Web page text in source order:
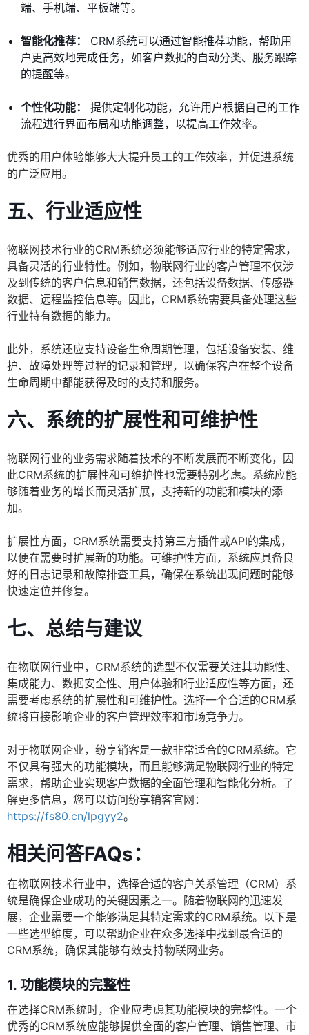
端、手机端、平板端等。
智能化推荐：
CRM系统可以通过智能推荐功能，帮助用
户更高效地完成任务，如客户数据的自动分类、服务跟踪
的提醒等。
个性化功能：
提供定制化功能，允许用户根据自己的工作
流程进行界面布局和功能调整，以提高工作效率。
优秀的用户体验能够大大提升员工的工作效率，并促进系统
的广泛应用。
五、行业适应性
物联网技术行业的CRM系统必须能够适应行业的特定需求，
具备灵活的行业特性。例如，物联网行业的客户管理不仅涉
及到传统的客户信息和销售数据，还包括设备数据、传感器
数据、远程监控信息等。因此，CRM系统需要具备处理这些
行业特有数据的能力。
此外，系统还应支持设备生命周期管理，包括设备安装、维
护、故障处理等过程的记录和管理，以确保客户在整个设备
生命周期中都能获得及时的支持和服务。
六、系统的扩展性和可维护性
物联网行业的业务需求随着技术的不断发展而不断变化，因
此CRM系统的扩展性和可维护性也需要特别考虑。系统应能
够随着业务的增长而灵活扩展，支持新的功能和模块的添
加。
扩展性方面，CRM系统需要支持第三方插件或API的集成，
以便在需要时扩展新的功能。可维护性方面，系统应具备良
好的日志记录和故障排查工具，确保在系统出现问题时能够
快速定位并修复。
七、总结与建议
在物联网行业中，CRM系统的选型不仅需要关注其功能性、
集成能力、数据安全性、用户体验和行业适应性等方面，还
需要考虑系统的扩展性和可维护性。选择一个合适的CRM系
统将直接影响企业的客户管理效率和市场竞争力。
对于物联网企业，纷享销客是一款非常适合的CRM系统。它
不仅具有强大的功能模块，而且能够满足物联网行业的特定
需求，帮助企业实现客户数据的全面管理和智能化分析。了
解更多信息，您可以访问纷享销客官网：
https://fs80.cn/lpgyy2。
相关问答FAQs：
在物联网技术行业中，选择合适的客户关系管理（CRM）系
统是确保企业成功的关键因素之一。随着物联网的迅速发
展，企业需要一个能够满足其特定需求的CRM系统。以下是
一些选型维度，可以帮助企业在众多选择中找到最合适的
CRM系统，确保其能够有效支持物联网业务。
1. 功能模块的完整性
在选择CRM系统时，企业应考虑其功能模块的完整性。一个
优秀的CRM系统应能够提供全面的客户管理、销售管理、市